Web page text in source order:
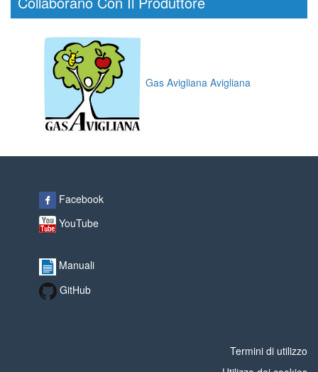
Gas Avigliana Avigliana
Facebook
YouTube
Manuali
GitHub
Termini di utilizzo